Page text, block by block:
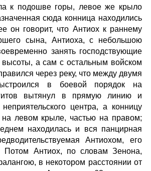
к подошве горы, левое же крыло
сюда конница находились
он говорит, что Антиох к раннему
сына, Антиоха, с небольшою
занять господствующие
высоты, а сам с остальным войском
через реку, что между двумя
в боевой порядок на
вытянул в прямую линию и
центра, а конницу
на левом крыле, частью на правом;
находилась и вся панцирная
Антиохом, его
Антиох, по словам Зенона,
в некотором расстоянии от